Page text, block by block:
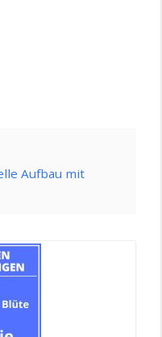
Aufbau mit